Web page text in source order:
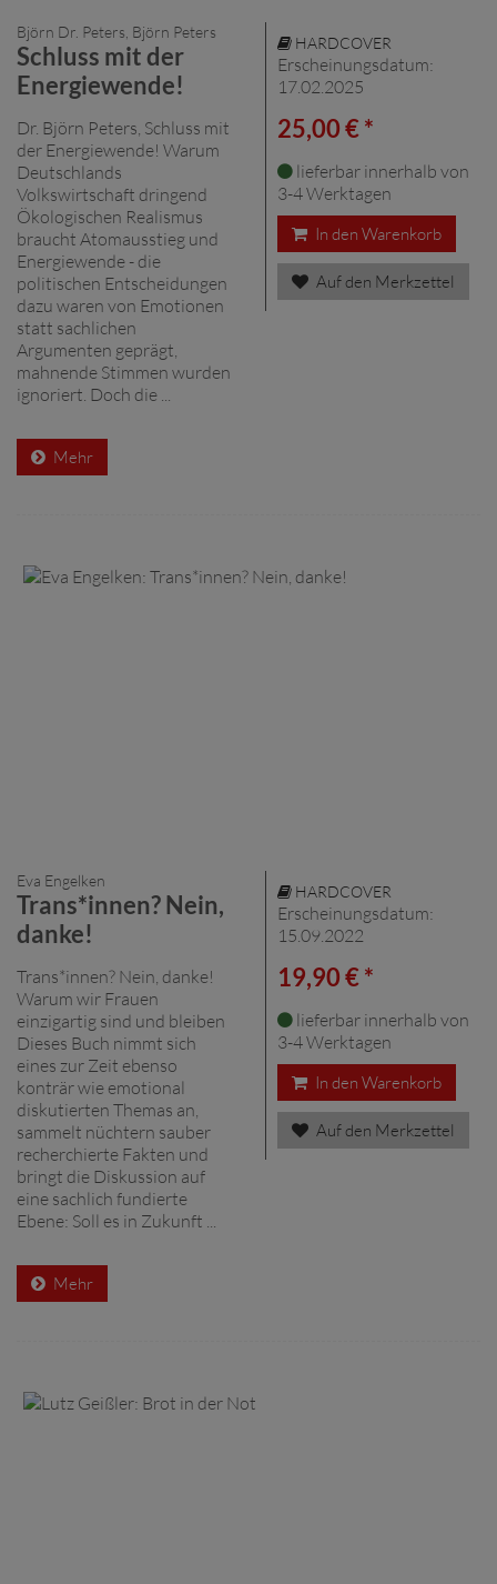
Björn Dr. Peters, Björn Peters
Schluss mit der
Energiewende!
Dr. Björn Peters, Schluss mit
der Energiewende! Warum
Deutschlands
Volkswirtschaft dringend
Ökologischen Realismus
braucht Atomausstieg und
Energiewende - die
politischen Entscheidungen
dazu waren von Emotionen
statt sachlichen
Argumenten geprägt,
mahnende Stimmen wurden
ignoriert. Doch die ...
Mehr
HARDCOVER
Erscheinungsdatum:
17.02.2025
25,00 € *
lieferbar innerhalb von
3-4 Werktagen
In den Warenkorb
Auf den Merkzettel
Eva Engelken
Trans*innen? Nein,
danke!
Trans*innen? Nein, danke!
Warum wir Frauen
einzigartig sind und bleiben
Dieses Buch nimmt sich
eines zur Zeit ebenso
konträr wie emotional
diskutierten Themas an,
sammelt nüchtern sauber
recherchierte Fakten und
bringt die Diskussion auf
eine sachlich fundierte
Ebene: Soll es in Zukunft ...
Mehr
HARDCOVER
Erscheinungsdatum:
15.09.2022
19,90 € *
lieferbar innerhalb von
3-4 Werktagen
In den Warenkorb
Auf den Merkzettel